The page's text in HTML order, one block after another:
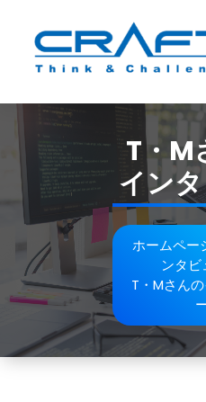
へ
T・M
イン
ホームペー
ンタビ
T・Mさん